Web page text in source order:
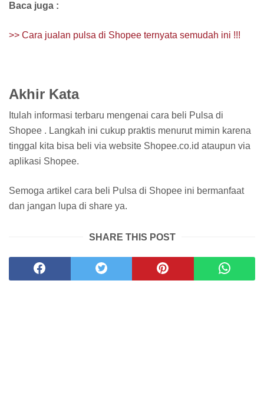
Baca juga :
>> Cara jualan pulsa di Shopee ternyata semudah ini !!!
Akhir Kata
Itulah informasi terbaru mengenai cara beli Pulsa di
Shopee . Langkah ini cukup praktis menurut mimin karena
tinggal kita bisa beli via website Shopee.co.id ataupun via
aplikasi Shopee.
Semoga artikel cara beli Pulsa di Shopee ini bermanfaat
dan jangan lupa di share ya.
SHARE THIS POST